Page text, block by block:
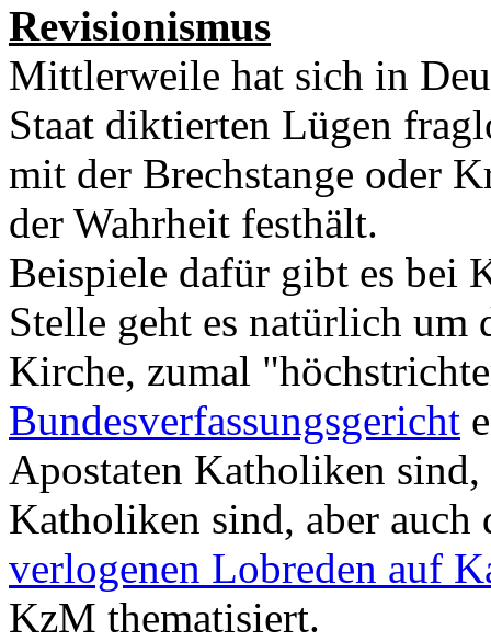
Revisionismus
Mittlerweile hat sich in
Staat diktierten Lügen
mit der Brechstange oder
der Wahrheit festhält.
Beispiele dafür gibt es bei
Stelle geht es natürlich um
Kirche, zumal
Bundesverfassungsgericht
Apostaten Katholiken
Katholiken sind, aber
verlogenen Lobreden auf
KzM thematisiert.